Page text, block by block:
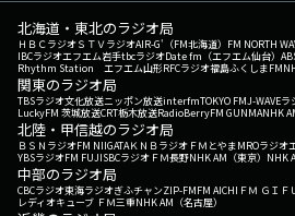
北海道・東北のラジオ局
ＨＢＣラジオＳＴＶラジオAIR-G'（FM北海道） FM NORTH
IBCラジオエフエム岩手tbcラジオDate fm（エフエム仙台）
Rhythm Station エフエム山形RFCラジオ福島ふくしまFM
関東のラジオ局
TBSラジオ文化放送ニッポン放送interfmTOKYO FMJ-WAVEラ
LuckyFM 茨城放送CRT栃木放送RadioBerryFM GUNMANHK
北陸・甲信越のラジオ局
ＢＳＮラジオFM NIIGATAＫＮＢラジオ ＦＭとやまMROラジオ
YBSラジオFM FUJISBCラジオ ＦＭ長野NHK AM（東京） NHK
中部のラジオ局
CBCラジオ東海ラジオぎふチャンZIP-FMFM AICHI ＦＭ ＧＩＦ
レディオキューブ ＦＭ三重NHK AM（名古屋）